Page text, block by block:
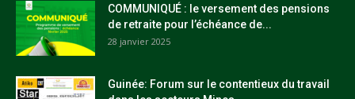
COMMUNIQUÉ : le versement des pensions
de retraite pour l’échéance de...
28 janvier 2025
Guinée: Forum sur le contentieux du travail